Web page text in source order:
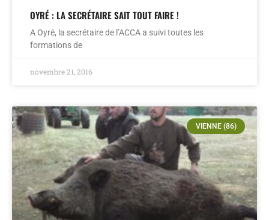
OYRÉ : LA SECRÉTAIRE SAIT TOUT FAIRE !
A Oyré, la secrétaire de l’ACCA a suivi toutes les
formations de
novembre 21, 2016
VIENNE (86)